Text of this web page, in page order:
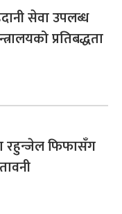
सेवा उपलब्ध
प्रतिबद्धता
रहुन्जेल फिफासँग